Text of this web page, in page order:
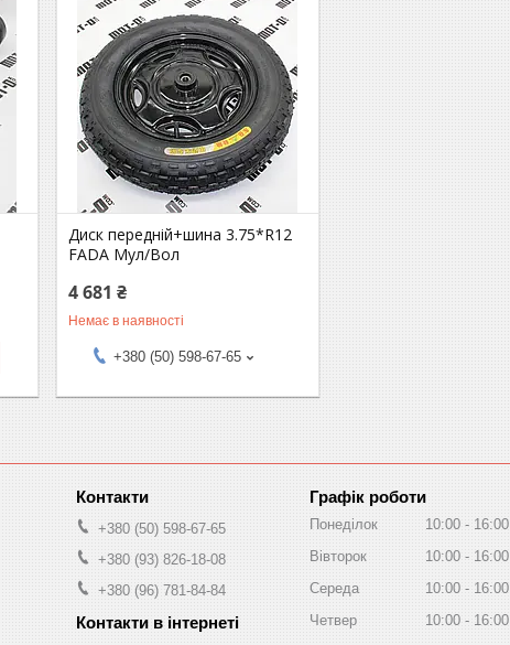
Диск передній+шина 3.75*R12
FADA Мул/Вол
4 681 ₴
Немає в наявності
+380 (50) 598-67-65
+380 (50) 598-67-65
+380 (93) 826-18-08
+380 (96) 781-84-84
Графік роботи
Понеділок 10:00
16:00
Вівторок
10:00
16:00
Середа
10:00
16:00
Четвер
10:00
16:00